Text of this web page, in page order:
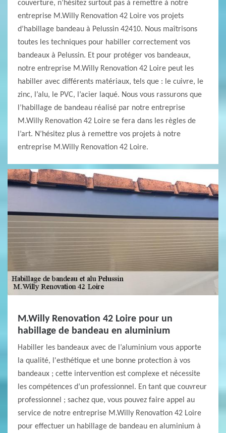
couverture, n’hésitez surtout pas à remettre à notre
entreprise M.Willy Renovation 42 Loire vos projets
d’habillage bandeau à Pelussin 42410. Nous maîtrisons
toutes les techniques pour habiller correctement vos
bandeaux à Pelussin. Et pour protéger vos bandeaux,
notre entreprise M.Willy Renovation 42 Loire peut les
habiller avec différents matériaux, tels que : le cuivre, le
zinc, l’alu, le PVC, l’acier laqué. Nous vous rassurons que
l’habillage de bandeau réalisé par notre entreprise
M.Willy Renovation 42 Loire se fera dans les règles de
l’art. N’hésitez plus à remettre vos projets à notre
entreprise M.Willy Renovation 42 Loire.
M.Willy Renovation 42 Loire pour un
habillage de bandeau en aluminium
Habiller les bandeaux avec de l’aluminium vous apporte
la qualité, l'esthétique et une bonne protection à vos
bandeaux ; cette intervention est complexe et nécessite
les compétences d’un professionnel. En tant que couvreur
professionnel ; sachez que, vous pouvez faire appel au
service de notre entreprise M.Willy Renovation 42 Loire
pour effectuer un habillage de bandeau en aluminium à